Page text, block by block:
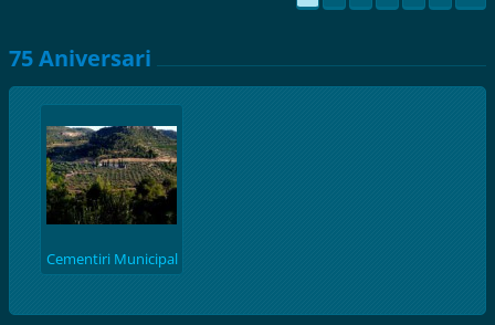
75 Aniversari
Cementiri Municipal